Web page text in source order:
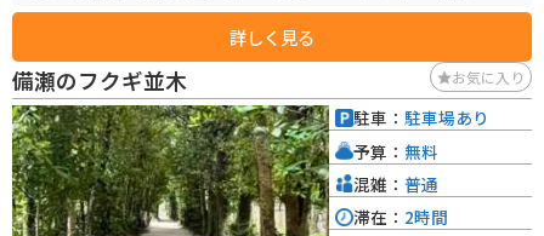
スメです。
詳しく見る
備瀬のフクギ並木 お気に入り
駐車： 駐車場あり
予算： 無料
混雑： 普通
滞在： 2時間